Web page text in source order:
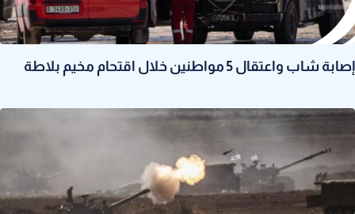
إصابة شاب واعتقال 5 مواطنين خلال اقتحام مخيم بلاطة